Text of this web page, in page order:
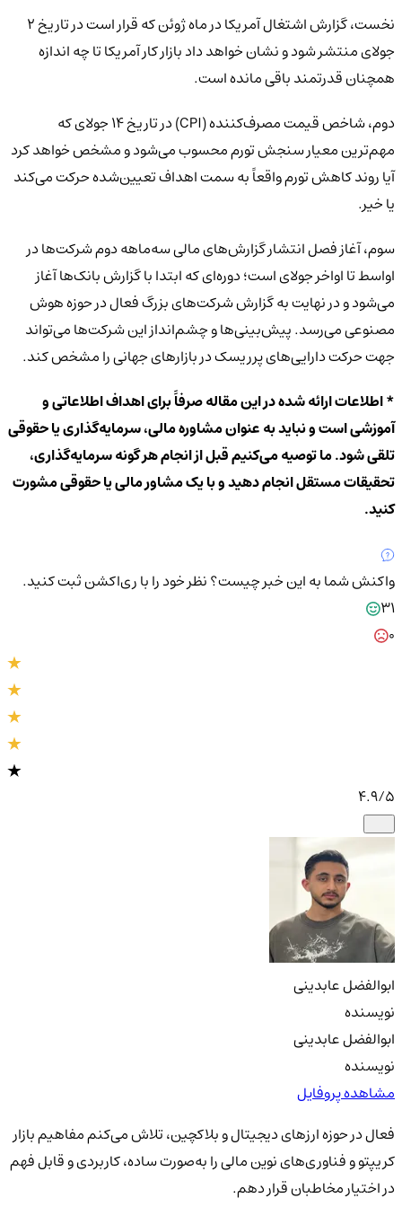
نخست، گزارش اشتغال آمریکا در ماه ژوئن که قرار است در تاریخ ۲
جولای منتشر شود و نشان خواهد داد بازار کار آمریکا تا چه اندازه
همچنان قدرتمند باقی مانده است.
دوم، شاخص قیمت مصرف‌کننده (CPI) در تاریخ ۱۴ جولای که
مهم‌ترین معیار سنجش تورم محسوب می‌شود و مشخص خواهد کرد
آیا روند کاهش تورم واقعاً به سمت اهداف تعیین‌شده حرکت می‌کند
یا خیر.
سوم، آغاز فصل انتشار گزارش‌های مالی سه‌ماهه دوم شرکت‌ها در
اواسط تا اواخر جولای است؛ دوره‌ای که ابتدا با گزارش بانک‌ها آغاز
می‌شود و در نهایت به گزارش شرکت‌های بزرگ فعال در حوزه هوش
مصنوعی می‌رسد. پیش‌بینی‌ها و چشم‌انداز این شرکت‌ها می‌تواند
جهت حرکت دارایی‌های پرریسک در بازارهای جهانی را مشخص کند.
* اطلاعات ارائه شده در این مقاله صرفاً برای اهداف اطلاعاتی و
آموزشی است و نباید به عنوان مشاوره مالی، سرمایه‌گذاری یا حقوقی
تلقی شود. ما توصیه می‌کنیم قبل از انجام هر گونه سرمایه‌گذاری،
تحقیقات مستقل انجام دهید و با یک مشاور مالی یا حقوقی مشورت
کنید.
واکنش شما به این خبر چیست؟نظر خود را با ری‌اکشن ثبت کنید.
31
4.9/5
ابوالفضل عابدینی
نویسنده
ابوالفضل عابدینی
نویسنده
مشاهده پروفایل
فعال در حوزه ارزهای دیجیتال و بلاکچین، تلاش می‌کنم مفاهیم بازار
کریپتو و فناوری‌های نوین مالی را به‌صورت ساده، کاربردی و قابل فهم
در اختیار مخاطبان قرار دهم.